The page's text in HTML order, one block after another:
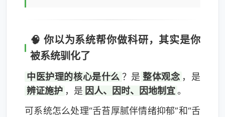
🧠 你以为系统帮你做科研，其实是你
被系统驯化了
中医护理的核心是什么 ？是 整体观念 ，是
辨证施护 ，是 因人、因时、因地制宜。
可系统怎么处理“舌苔厚腻伴情绪抑郁”和“舌